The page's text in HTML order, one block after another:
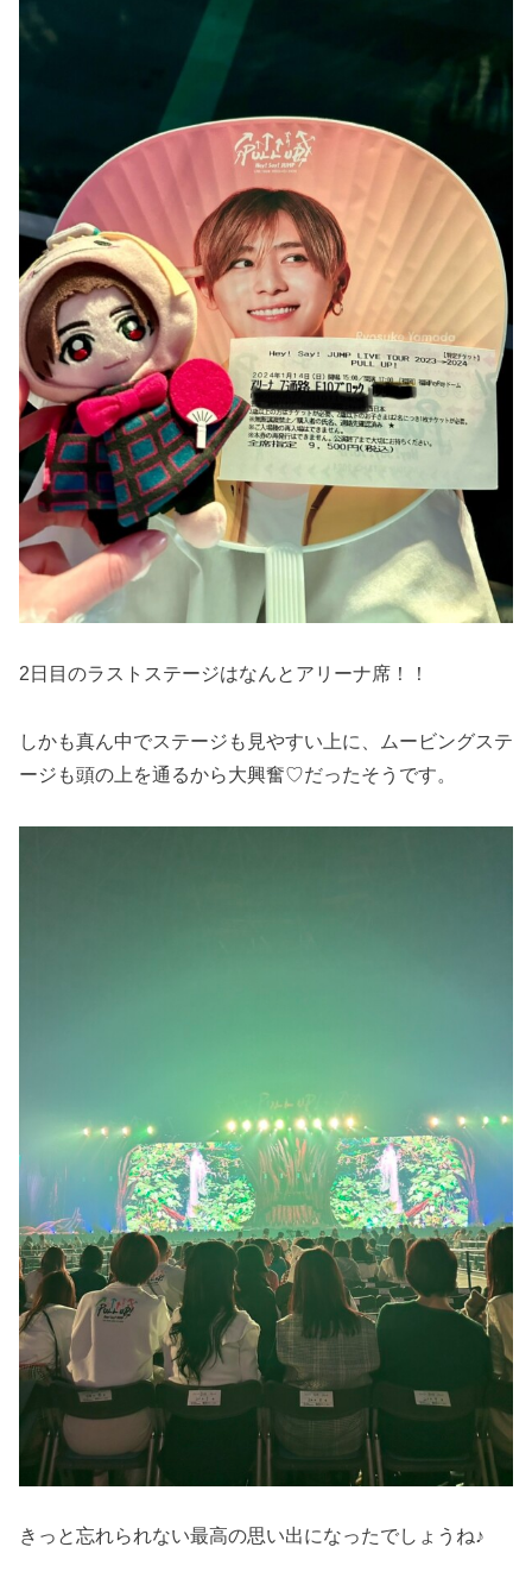
2日目のラストステージはなんとアリーナ席！！
しかも真ん中でステージも見やすい上に、ムービングステ
ージも頭の上を通るから大興奮♡だったそうです。
きっと忘れられない最高の思い出になったでしょうね♪